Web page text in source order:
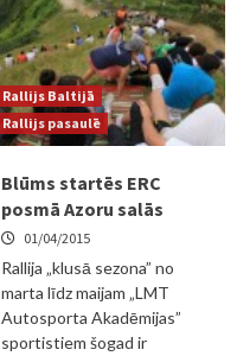
Rallijs Baltijā
Rallijs pasaulē
Blūms startēs ERC
posmā Azoru salās
01/04/2015
Rallija „klusā sezona” no
marta līdz maijam „LMT
Autosporta Akadēmijas”
sportistiem šogad ir